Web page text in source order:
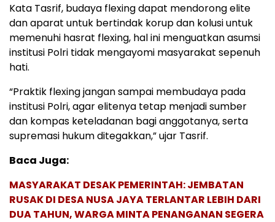
Kata Tasrif, budaya flexing dapat mendorong elite
dan aparat untuk bertindak korup dan kolusi untuk
memenuhi hasrat flexing, hal ini menguatkan asumsi
institusi Polri tidak mengayomi masyarakat sepenuh
hati.
“Praktik flexing jangan sampai membudaya pada
institusi Polri, agar elitenya tetap menjadi sumber
dan kompas keteladanan bagi anggotanya, serta
supremasi hukum ditegakkan,” ujar Tasrif.
Baca Juga:
MASYARAKAT DESAK PEMERINTAH: JEMBATAN
RUSAK DI DESA NUSA JAYA TERLANTAR LEBIH DARI
DUA TAHUN, WARGA MINTA PENANGANAN SEGERA